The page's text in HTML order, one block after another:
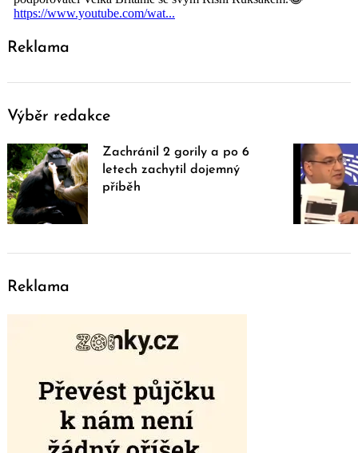
Reklama
Výběr redakce
Zachránil 2 gorily a po 6
letech zachytil dojemný
příběh
Reklama